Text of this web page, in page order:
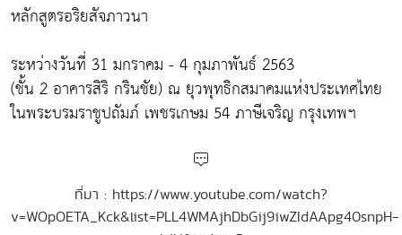
หลักสูตรอริยสัจภาวนา
ระหว่างวันที่ 31 มกราคม - 4 กุมภาพันธ์ 2563
(ชั้น 2 อาคารสิริ กรินชัย) ณ ยุวพุทธิกสมาคมแห่งประเทศไทย
ในพระบรมราชูปถัมภ์ เพชรเกษม 54 ภาษีเจริญ กรุงเทพฯ
ที่มา : https://www.youtube.com/watch?
v=WOpOETA_Kck&list=PLL4WMAjhDbGij9iwZIdAApg40snpH-